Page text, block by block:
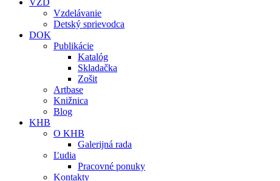
VZD
Vzdelávanie
Detský sprievodca
DOK
Publikácie
Katalóg
Skladačka
Zošit
Artbase
Knižnica
Blog
KHB
O KHB
Galerijná rada
Ľudia
Pracovné ponuky
Kontakty